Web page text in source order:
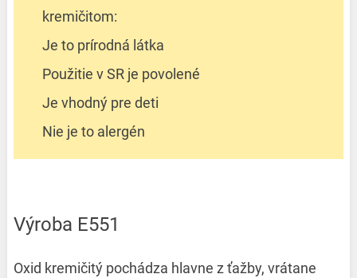
kremičitom:
Je to prírodná látka
Použitie v SR je povolené
Je vhodný pre deti
Nie je to alergén
Výroba E551
Oxid kremičitý pochádza hlavne z ťažby, vrátane